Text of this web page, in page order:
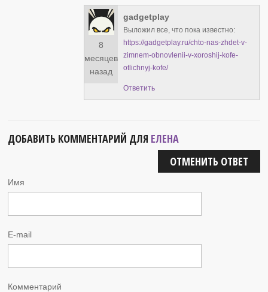
8
месяцев
назад
gadgetplay
Выложил все, что пока известно:
https://gadgetplay.ru/chto-nas-zhdet-v-
zimnem-obnovlenii-v-xoroshij-kofe-
otlichnyj-kofe/
Ответить
ДОБАВИТЬ КОММЕНТАРИЙ ДЛЯ ЕЛЕНА
ОТМЕНИТЬ ОТВЕТ
Имя
E-mail
Комментарий